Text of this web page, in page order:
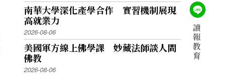
南華大學深化產學合作 實習機制展現
高就業力
2026-08-06
美國軍方線上佛學課 妙藏法師談人間
佛教
2026-08-06
讀
報
教
育